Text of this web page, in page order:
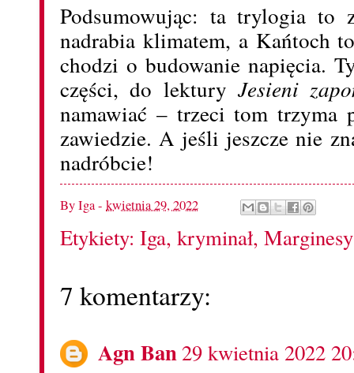
Podsumowując: ta trylogia to
nadrabia klimatem, a Kańtoch
chodzi o budowanie napięcia.
części, do lektury Jesieni
namawiać – trzeci tom trzyma
zawiedzie. A jeśli jeszcze nie
nadróbcie!
ByIga- kwietnia 29, 2022
Etykiety: Iga, kryminał, Marginesy
7 komentarzy:
Agn Ban29 kwietnia 2022